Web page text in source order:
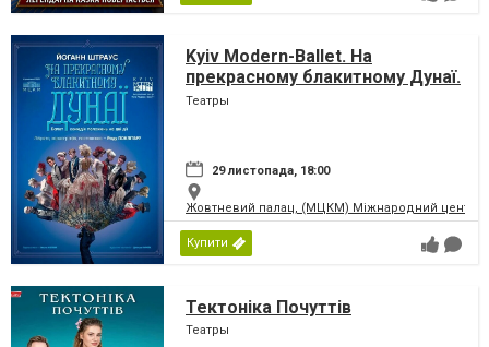
Kyiv Modern-Ballet. На
прекрасному блакитному Дунаї.
Раду Поклітару
Театры
29 листопада, 18:00
Жовтневий палац, (МЦКМ) Міжнародний центр
Купити
Тектоніка Почуттів
Театры